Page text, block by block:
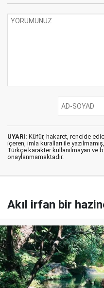
UYARI: Küfür, hakaret, rencide
içeren, imla kuralları ile yazılmamış,
Türkçe karakter kullanılmayan ve
onaylanmamaktadır.
Akıl irfan bir